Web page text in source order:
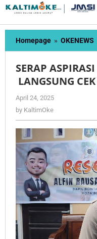
Skip
content
Homepage » OKENEWS
SERAP
LANGSUNG
April 24, 2025
by KaltimOke